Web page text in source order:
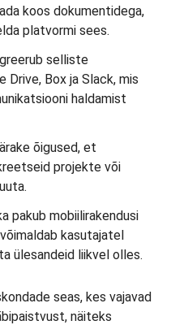
koos dokumentidega,
platvormi sees.
selliste
Drive, Box ja Slack, mis
haldamist
õigused, et
projekte või
pakub mobiilirakendusi
kasutajatel
ülesandeid liikvel olles.
seas, kes vajavad
näiteks